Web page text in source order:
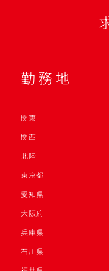
勤務地
関東
関西
北陸
東京都
愛知県
大阪府
兵庫県
石川県